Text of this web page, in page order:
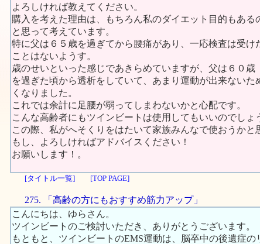
よろしければ教えてください。
購入を考えた理由は、もちろん私のダイエット目的もあ
と思って考えています。
特に父は６５歳を過ぎてから腰痛があり、一応検査は受け
ことはないようす。
歳のせいといった感じであきらめていますが、父は６０歳
を過ぎた頃から透析をしていて、あまり運動が出来ない
くなりました。
これでは余計に足腰が弱ってしまわないかと心配です。
こんな高齢者にもツインビートは使用してもいいのでしょ
この際、私がへそくりをはたいて家族みんなで使おうかと
もし、よろしければアドバイスください！
お願いします！。
[タイトル一覧] [TOP PAGE]
275. 「高齢の方にもおすすめ筋力アップ」
こんにちは、ゆらさん。
ツインビートのご検討いただき、ありがとうございます。
もともと、ツインビートのEMS運動は、脳卒中の後遺症